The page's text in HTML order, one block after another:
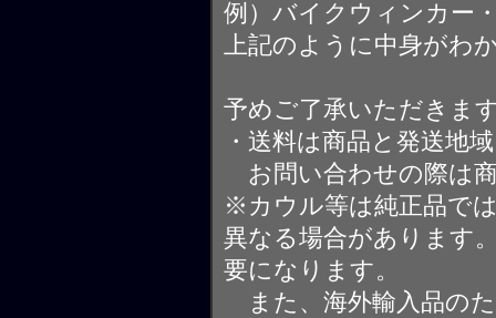
例）バイクウィンカー
上記のように中身がわ
予めご了承いただきま
・送料は商品と発送地
お問い合わせの際は
※カウル等は純正品で
異なる場合があります
要になります。
また、海外輸入品の